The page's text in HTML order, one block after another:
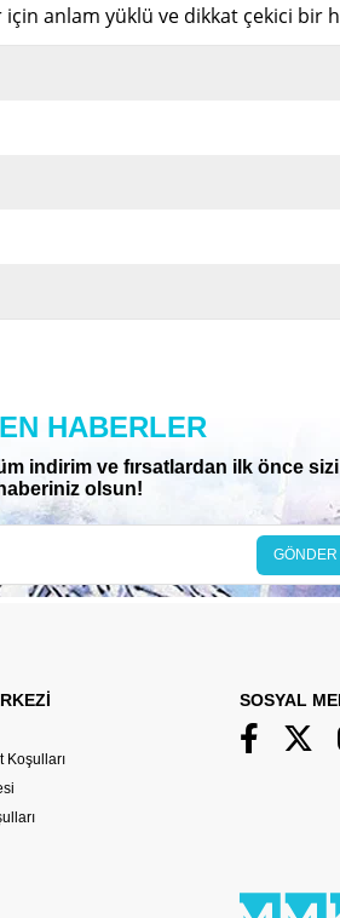
anlam yüklü ve dikkat çekici bir
HABERLER
indirim ve fırsatlardan ilk önce
haberiniz olsun!
GÖNDER
Koşulları
SOSYAL